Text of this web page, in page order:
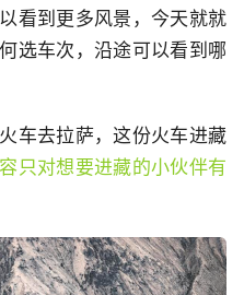
看到更多风景，今天就就
选车次，沿途可以看到哪
车去拉萨，这份火车进藏
只对想要进藏的小伙伴有